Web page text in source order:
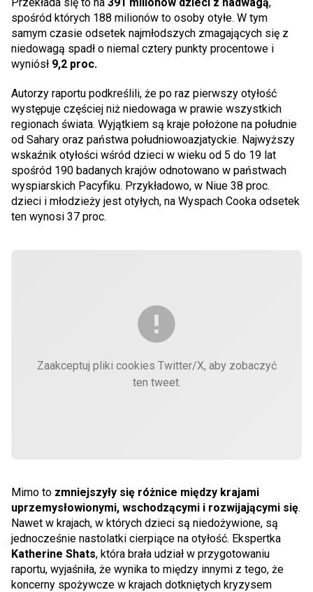
spośród których 188 milionów to osoby otyłe. W tym
samym czasie odsetek najmłodszych zmagających się z
niedowagą spadł o niemal cztery punkty procentowe i
wyniósł 9,2 proc.
Autorzy raportu podkreślili, że po raz pierwszy otyłość
występuje częściej niż niedowaga w prawie wszystkich
regionach świata. Wyjątkiem są kraje położone na południe
od Sahary oraz państwa południowoazjatyckie. Najwyższy
wskaźnik otyłości wśród dzieci w wieku od 5 do 19 lat
spośród 190 badanych krajów odnotowano w państwach
wyspiarskich Pacyfiku. Przykładowo, w Niue 38 proc.
dzieci i młodzieży jest otyłych, na Wyspach Cooka odsetek
ten wynosi 37 proc.
Zaakceptuj pliki cookies Twitter/X, aby zobaczyć
ten tweet.
Mimo to zmniejszyły się różnice między krajami
uprzemysłowionymi, wschodzącymi i rozwijającymi się.
Nawet w krajach, w których dzieci są niedożywione, są
jednocześnie nastolatki cierpiące na otyłość. Ekspertka
Katherine Shats, która brała udział w przygotowaniu
raportu, wyjaśniła, że wynika to między innymi z tego, że
koncerny spożywcze w krajach dotkniętych kryzysem